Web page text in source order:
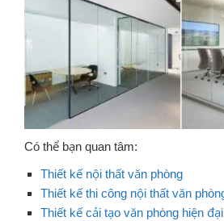
Có thể bạn quan tâm:
Thiết kế nội thất văn phòng
Thiết kế thi công nội thất văn
Thiết kế cải tạo văn phòng hiện đại